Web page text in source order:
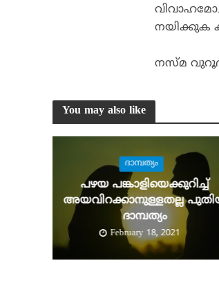
നയിക്കുക
നസ്മ
You may also like
ദാമ്പത്യം
പഴയ പങ്കാളിയെക്കുറിച്ച്
അയവിറക്കാനുള്ളതല്ല
ദാമ്പത്യം
February 18, 2021